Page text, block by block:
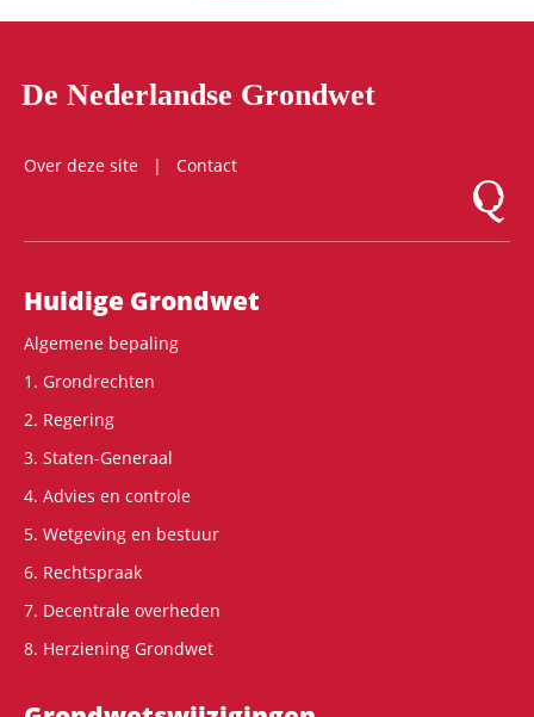
De Nederlandse Grondwet
Over deze site
Contact
Logo
Hoofdnavigatie
Huidige Grondwet
Algemene bepaling
1. Grondrechten
2. Regering
3. Staten-Generaal
4. Advies en controle
5. Wetgeving en bestuur
6. Rechtspraak
7. Decentrale overheden
8. Herziening Grondwet